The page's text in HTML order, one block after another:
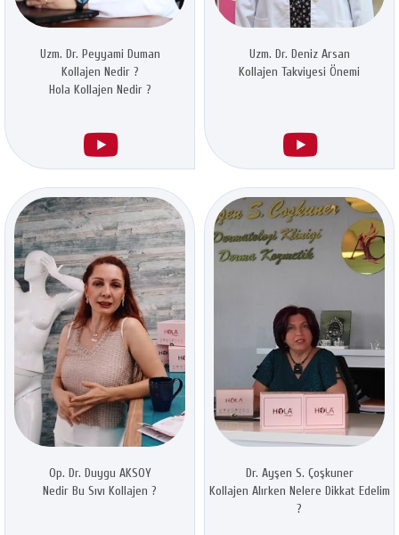
Uzm. Dr. Peyyami Duman
Kollajen Nedir ?
Hola Kollajen Nedir ?
Uzm. Dr. Deniz Arsan
Kollajen Takviyesi Önemi
Op. Dr. Duygu AKSOY
Nedir Bu Sıvı Kollajen ?
Dr. Ayşen S. Çoşkuner
Kollajen Alırken Nelere Dikkat Edelim
?